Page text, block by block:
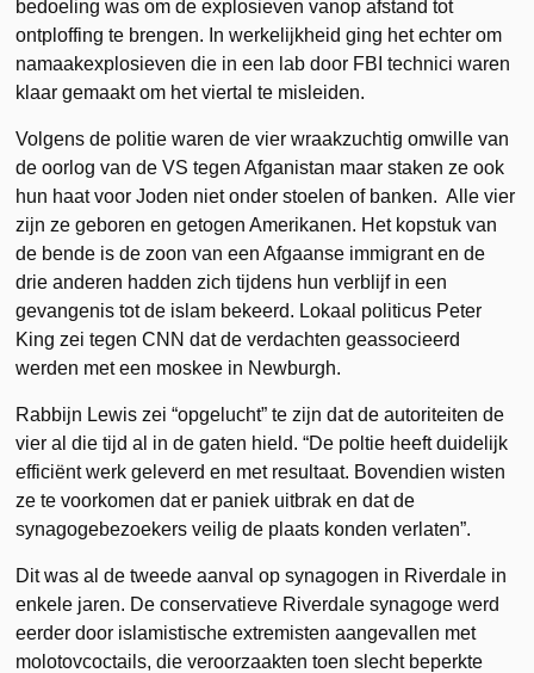
bedoeling was om de explosieven vanop afstand tot
ontploffing te brengen. In werkelijkheid ging het echter om
namaakexplosieven die in een lab door FBI technici waren
klaar gemaakt om het viertal te misleiden.
Volgens de politie waren de vier wraakzuchtig omwille van
de oorlog van de VS tegen Afganistan maar staken ze ook
hun haat voor Joden niet onder stoelen of banken. Alle vier
zijn ze geboren en getogen Amerikanen. Het kopstuk van
de bende is de zoon van een Afgaanse immigrant en de
drie anderen hadden zich tijdens hun verblijf in een
gevangenis tot de islam bekeerd. Lokaal politicus Peter
King zei tegen CNN dat de verdachten geassocieerd
werden met een moskee in Newburgh.
Rabbijn Lewis zei “opgelucht” te zijn dat de autoriteiten de
vier al die tijd al in de gaten hield. “De poltie heeft duidelijk
efficiënt werk geleverd en met resultaat. Bovendien wisten
ze te voorkomen dat er paniek uitbrak en dat de
synagogebezoekers veilig de plaats konden verlaten”.
Dit was al de tweede aanval op synagogen in Riverdale in
enkele jaren. De conservatieve Riverdale synagoge werd
eerder door islamistische extremisten aangevallen met
molotovcoctails, die veroorzaakten toen slecht beperkte